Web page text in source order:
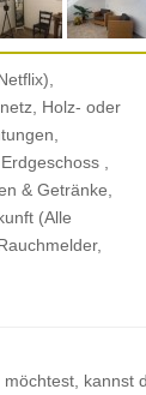
Holz- oder
,
& Getränke,
(Alle
kannst